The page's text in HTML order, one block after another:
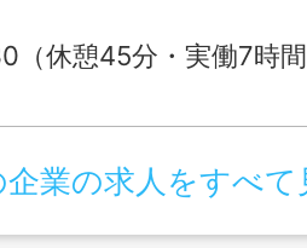
（休憩15分・実働4時間15分） ③11:30〜20:30（休憩60分・実働8時間）
企業の求人をすべて